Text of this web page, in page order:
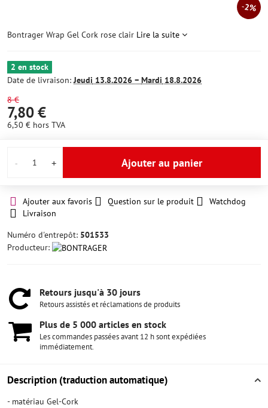
2%
Bontrager Wrap Gel Cork rose clair Lire la suite
2 en stock
Date de livraison:Jeudi 13.8.2026 − Mardi 18.8.2026
8 €
7,80 €
6,50 € hors TVA
Ajouter au panier
Ajouter aux favoris Question sur le produit
Watchdog
Livraison
Numéro d'entrepôt: 501533
Producteur:
Retours jusqu'à 30 jours
Retours assistés et réclamations de produits
Plus de 5 000 articles en stock
Les commandes passées avant 12 h sont expédiées
immédiatement.
Description (traduction automatique)
- matériau Gel-Cork